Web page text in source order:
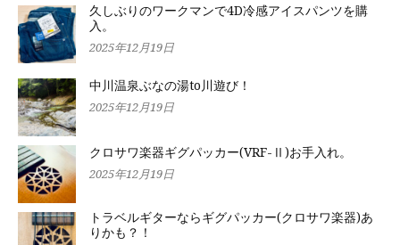
久しぶりのワークマンで4D冷感アイスパンツを購
入。
2025年12月19日
中川温泉ぶなの湯to川遊び！
2025年12月19日
クロサワ楽器ギグパッカー(VRF-Ⅱ)お手入れ。
2025年12月19日
トラベルギターならギグパッカー(クロサワ楽器)あ
りかも？！